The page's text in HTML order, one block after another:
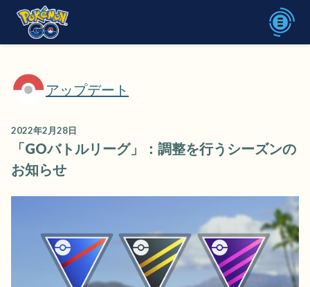
アップデート
2022年2月28日
「GOバトルリーグ」：調整を行うシーズンの
お知らせ